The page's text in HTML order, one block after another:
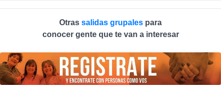
Otras salidas grupales para
conocer gente que te van a interesar